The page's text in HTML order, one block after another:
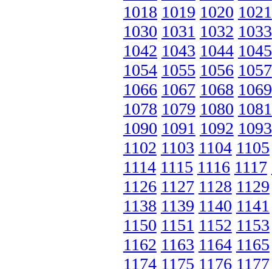
1018 1019 1020 1021
1030 1031 1032 1033
1042 1043 1044 1045
1054 1055 1056 1057
1066 1067 1068 1069
1078 1079 1080 1081
1090 1091 1092 1093
1102 1103 1104 1105
1114 1115 1116 1117
1126 1127 1128 1129
1138 1139 1140 1141
1150 1151 1152 1153
1162 1163 1164 1165
1174 1175 1176 1177